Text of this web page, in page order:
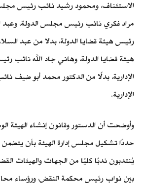
الاستئناف، ومحمود رشيد نائب رئيس
مراد فكري نائب رئيس مجلس الدولة،
رئيس هيئة قضايا الدولة، بدلا من عبد
هيئة قضايا الدولة، وهاني جاد الله نائب
الإدارية، بدلًا من الدكتور محمد أبو ضيف
الإدارية.
وأوضحت أن الدستور وقانون إنشاء الهيئة
يُنتدبون ندبًا كليًا من الجهات والهيئات
بين نواب رئيس محكمة النقض، ورؤساء